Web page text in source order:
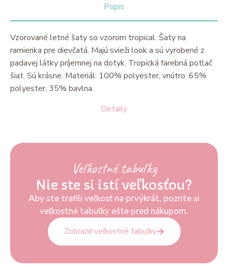
Popis
Detaily
Vzorované letné šaty so vzorom tropical. Šaty na
ramienka pre dievčatá. Majú svieži look a sú vyrobené z
padavej látky príjemnej na dotyk. Tropická farebná potlač
šiat. Sú krásne. Materiál: 100% polyester, vnútro: 65%
polyester, 35% bavlna.
Veľkostné tabuľky
Nie ste si istí veľkosťou?
Aby ste trafili veľkosť na prvýkrát, pozrite si
veľkostné tabuľky ešte pred nákupom.
Zobraziť veľkostné tabuľky